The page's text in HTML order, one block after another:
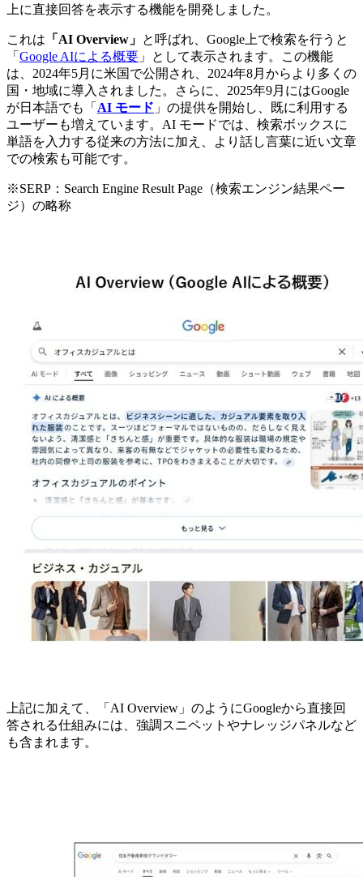
上に直接回答を表示する機能を開発しました。
これは 「AI Overview」 と呼ばれ、Google上で検索を行うと
「 Google AIによる概要 」として表示されます。この機能
は、2024年5月に米国で公開され、2024年8月からより多くの
国・地域に導入されました。さらに、2025年9月にはGoogle
が日本語でも「 AI モード 」の提供を開始し、既に利用する
ユーザーも増えています。AI モードでは、検索ボックスに
単語を入力する従来の方法に加え、より話し言葉に近い文章
での検索も可能です。
※SERP：Search Engine Result Page（検索エンジン結果ペー
ジ）の略称
上記に加えて、「AI Overview」のようにGoogleから直接回
答される仕組みには、強調スニペットやナレッジパネルなど
も含まれます。